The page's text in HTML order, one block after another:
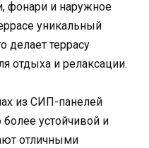
фонари и наружное
уникальный
делает террасу
отдыха и релаксации.
из СИП-панелей
устойчивой и
отличными